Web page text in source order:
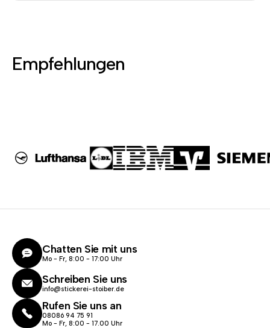
Empfehlungen
Chatten Sie mit uns
Mo - Fr, 8:00 - 17:00 Uhr
Schreiben Sie uns
info@stickerei-stoiber.de
Rufen Sie uns an
08086 94 75 91
Mo - Fr, 8:00 - 17.00 Uhr